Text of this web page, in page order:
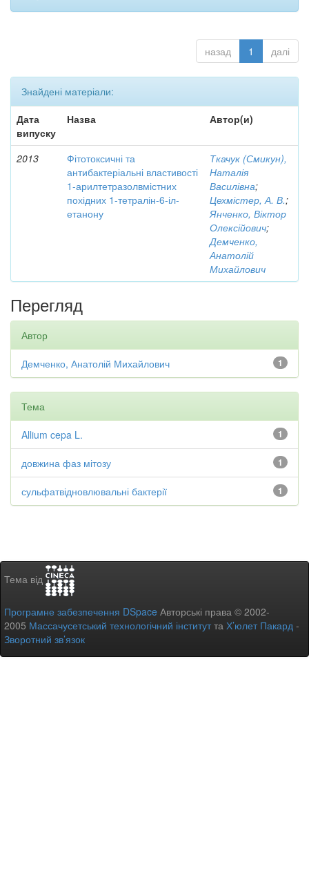
назад 1 далі
Знайдені матеріали:
Дата
випуску
Назва Автор(и)
2013
Фітотоксичні та
антибактеріальні властивості
1-арилтетразолвмістних
похідних 1-тетралін-6-іл-
етанону
Ткачук (Смикун),
Наталія
Василівна;
Цехмістер, А. В.;
Янченко, Віктор
Олексійович;
Демченко,
Анатолій
Михайлович
Перегляд
Автор
1
Демченко, Анатолій Михайлович
Тема
1
Allium cepa L.
1
довжина фаз мітозу
1
сульфатвідновлювальні бактерії
Тема від
Програмне забезпечення DSpace Авторські права © 2002-
2005 Массачусетський технологічний інститутта Х’юлет Пакард -
Зворотний зв’язок